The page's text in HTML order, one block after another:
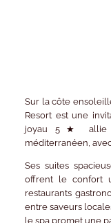
Sur la côte
Resortest une
joyau 5★ allie
méditerranéen,
Ses suites
offrent le confort
restaurants
entre saveurs
le spapromet une